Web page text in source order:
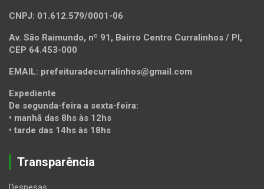
CNPJ: 01.612.579/0001-06
Av. São Raimundo, nº 91, Bairro Centro Curralinhos / PI,
CEP 64.453-000
EMAIL: prefeituradecurralinhos@gmail.com
Expediente
De segunda-feira a sexta-feira:
• manhã das 8hs às 12hs
• tarde das 14hs às 18hs
Transparência